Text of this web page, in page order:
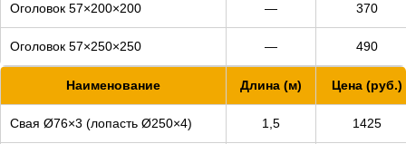
Оголовок 57×200×200 — 370
Оголовок 57×250×250 — 490
Наименование Длина (м) Цена (руб.)
Свая Ø76×3 (лопасть Ø250×4) 1,5 1425